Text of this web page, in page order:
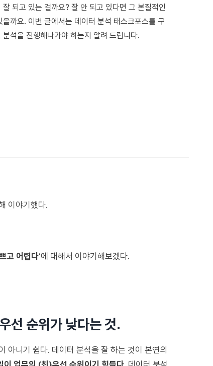
되고 있는 걸까요? 잘 안 되고 있다면 그 본질적인
까요. 이번 글에서는 데이터 분석 태스크포스를 구
석을 진행해나가야 하는지 알려 드립니다.
이야기했다.
고 어렵다’에 대해서 이야기해보겠다.
선 순위가 낮다는 것.
아니기 쉽다. 데이터 분석을 잘 하는 것이 본연의